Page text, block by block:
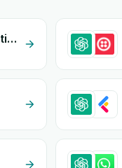
OpenAI (ChatGPT) + Email Notifications by eGrow